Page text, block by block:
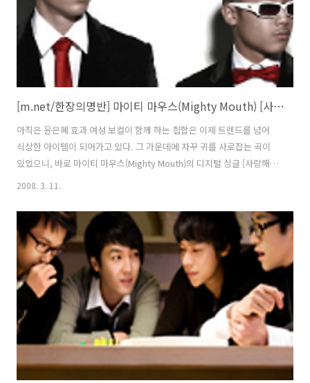
[m.net/한장의명반] 마이티 마우스(Mighty Mouth) [사랑해]
아직은 윤은혜 효과 여성 보컬이 함께 하는 힙합은 이제 트렌드를 넘어
식상한 아이템이 되어가고 있다. 그 가운데에 자꾸 귀를 사로잡는 곡이
있었으니, 바로 마이티 마우스(Mighty Mouth)의 디지털 싱글 [사랑해]
다. 힙합 씬에서 착실하게 인지도를 쌓아온 237 과 Shorry J 의 귀에 쏙
요 프로그램에서 처음 보았을 때는 처음 보는 아가씨가 풋풋하게 잘하네
싶었는데 그녀는 같은 소속사의 JJ 였고(언니도 수고했어!), 원곡의 주인
공은 마이찬 윤은혜란다! 하긴. 베이비복스에 처음 들어왔을 때에도 윤은
혜는 제 몫의 보컬을 충분히 하던 막내였다. 연기자로서의 자질을 의심받
고 악플에 시달리던 아주 잠깐. 그 때에도 '원래 노래 좀 ..
2008. 3. 11.